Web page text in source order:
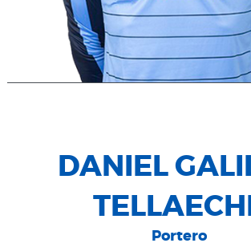
DANIEL
Portero